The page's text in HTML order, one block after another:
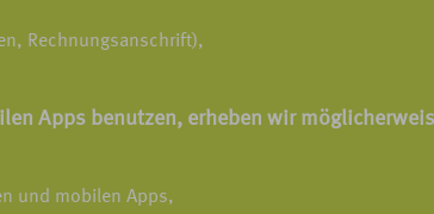
Rechnungsanschrift),
Apps benutzen, erheben wir
und mobilen Apps,